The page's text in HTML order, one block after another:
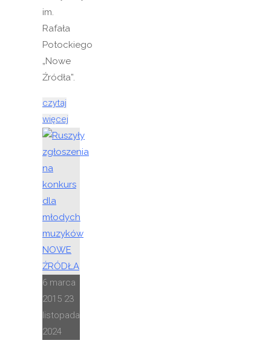
im.
Rafała
Potockiego
„Nowe
Źródła”.
czytaj
więcej
udział
w
–
na
Folkowisku"
6 marca
2015 23
listopada
2024